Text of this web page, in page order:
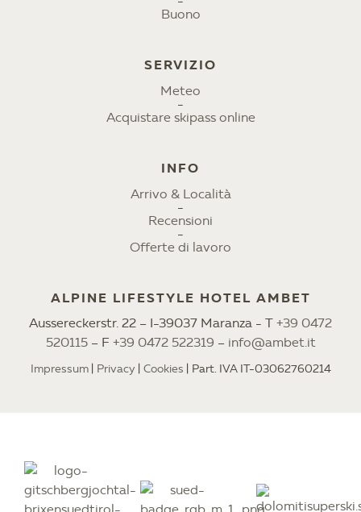
Buono
SERVIZIO
Meteo
Acquistare skipass online
INFO
Arrivo & Località
Recensioni
Offerte di lavoro
ALPINE LIFESTYLE HOTEL AMBET
Aussereckerstr. 22 – I-39037 Maranza - T +39 0472
520115– F +39 0472 522319 – info@ambet.it
Impressum Privacy Cookies Part. IVA IT-03062760214